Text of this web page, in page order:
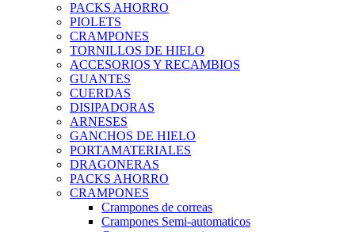
PACKS AHORRO
PIOLETS
CRAMPONES
TORNILLOS DE HIELO
ACCESORIOS Y RECAMBIOS
GUANTES
CUERDAS
DISIPADORAS
ARNESES
GANCHOS DE HIELO
PORTAMATERIALES
DRAGONERAS
PACKS AHORRO
CRAMPONES
Crampones de correas
Crampones Semi-automaticos